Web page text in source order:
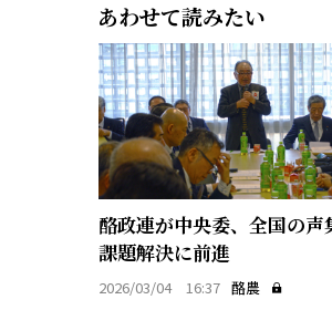
あわせて読みたい
酪政連が中央委、全国の声
課題解決に前進
2026/03/04 16:37 酪農